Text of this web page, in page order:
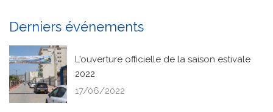
Derniers événements
L'ouverture officielle de la saison estivale
2022
17/06/2022